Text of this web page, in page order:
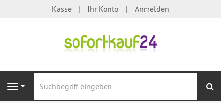
Kasse Ihr Konto Anmelden
Navigation